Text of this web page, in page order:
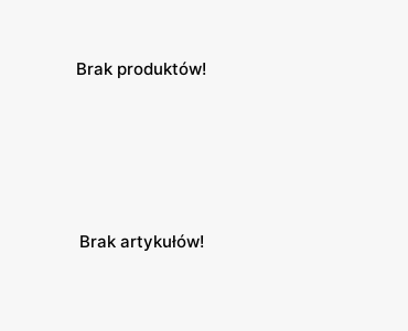
Brak produktów!
Brak artykułów!